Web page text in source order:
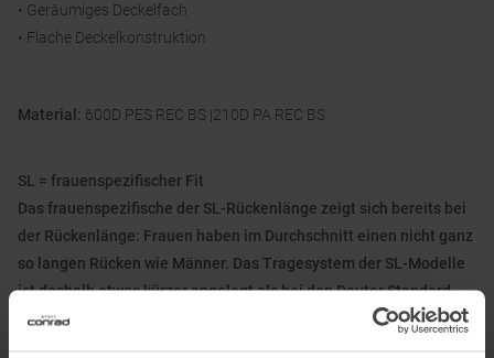
• Geräumiges Deckelfach
• Flache Deckelkonstruktion
Material: 600D PES REC BS |210D PA REC BS
SL = frauenspezifischer Fit
Das frauenspezifische der SL-Rückenlänge zeigt sich bereits bei
der Rückenlänge: Frauen haben im Durchschnitt einen nicht ganz
so langen Rücken wie Männer. Das Tragesystem der SL-Modelle
ist deshalb etwas kürzer angelegt als bei den Deuter Standard-
Rucksäcken. Zudem ist das Tragesystem speziell an die